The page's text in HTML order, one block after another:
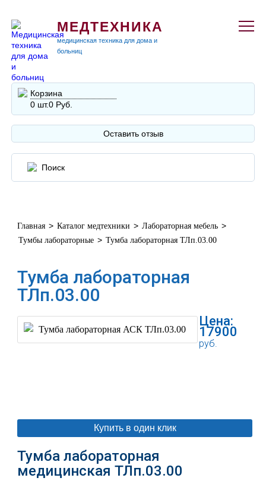
МЕДТЕХНИКА
медицинская техника для дома и
больниц
Корзина
0 шт.0 Руб.
Оставить отзыв
Главная > Каталог медтехники > Лабораторная мебель >
Тумбы лабораторные > Тумба лабораторная ТЛп.03.00
Тумба лабораторная
ТЛп.03.00
Цена:
17900
руб.
Купить в один клик
Тумба лабораторная
медицинская ТЛп.03.00